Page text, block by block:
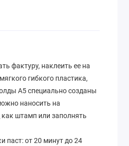
фактуру, наклеить ее на
гибкого пластика,
A5 специально созданы
наносить на
штамп или заполнять
паст: от 20 минут до 24